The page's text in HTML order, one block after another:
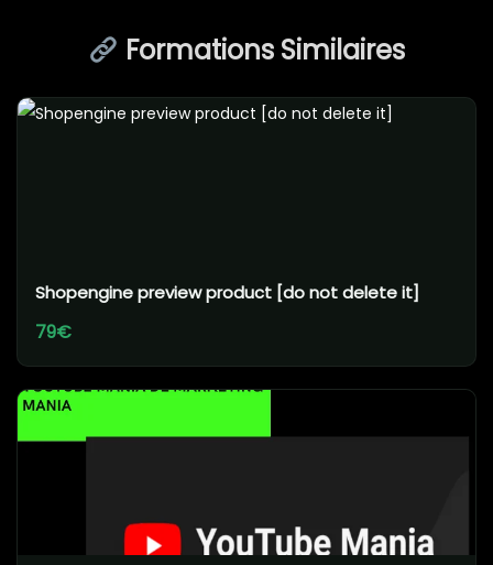
Formations Similaires
Shopengine preview product [do not delete it]
79€